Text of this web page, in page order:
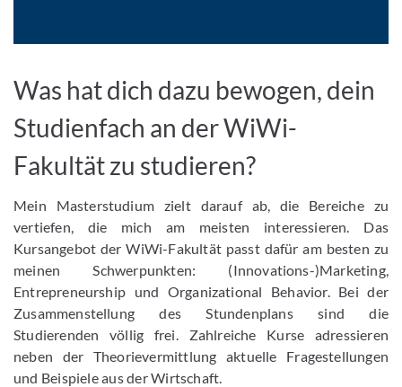
Was hat dich dazu bewogen, dein
Studienfach an der WiWi-
Fakultät zu studieren?
Mein Masterstudium zielt darauf ab, die Bereiche zu
vertiefen, die mich am meisten interessieren. Das
Kursangebot der WiWi-Fakultät passt dafür am besten zu
meinen Schwerpunkten: (Innovations-)Marketing,
Entrepreneurship und Organizational Behavior. Bei der
Zusammenstellung des Stundenplans sind die
Studierenden völlig frei. Zahlreiche Kurse adressieren
neben der Theorievermittlung aktuelle Fragestellungen
und Beispiele aus der Wirtschaft.